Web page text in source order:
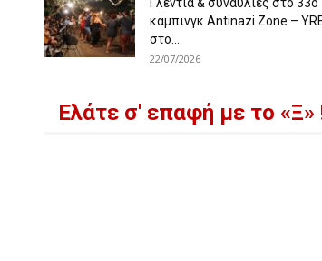
κάμπινγκ Antinazi Zone –
στο...
22/07/2026
Ελάτε σ' επαφή με το «Ξ»